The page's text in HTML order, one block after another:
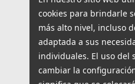
Poradnik
FileBoom
Zobacz
cookies para brindarle
más alto nivel, incluso
adaptada a sus
individuales. El uso del
cambiar la